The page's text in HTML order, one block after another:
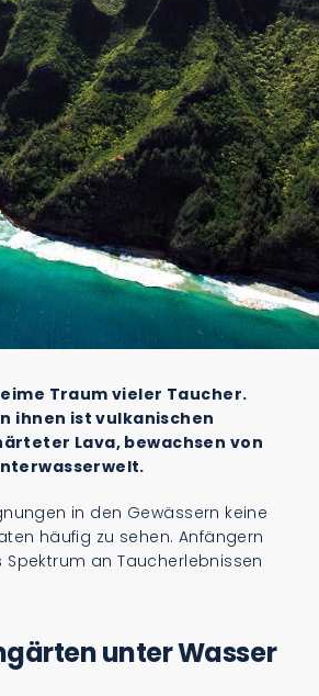
Traum vieler Taucher.
ihnen ist vulkanischen
Lava, bewachsen von
in den Gewässern keine
häufig zu sehen. Anfängern
an Taucherlebnissen
unter Wasser